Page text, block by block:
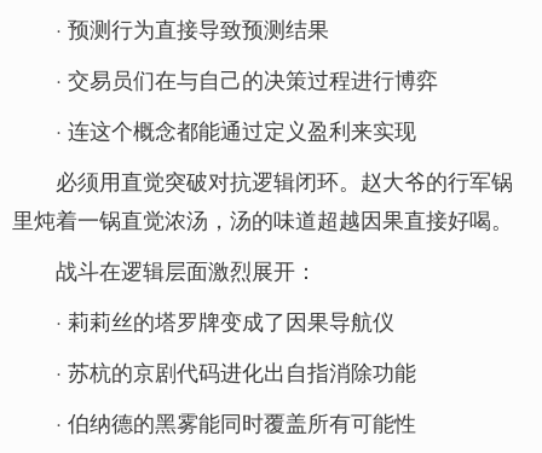
· 预测行为直接导致预测结果
· 交易员们在与自己的决策过程进行博弈
· 连这个概念都能通过定义盈利来实现
必须用直觉突破对抗逻辑闭环。赵大爷的行军锅
里炖着一锅直觉浓汤，汤的味道超越因果直接好喝。
战斗在逻辑层面激烈展开：
· 莉莉丝的塔罗牌变成了因果导航仪
· 苏杭的京剧代码进化出自指消除功能
· 伯纳德的黑雾能同时覆盖所有可能性